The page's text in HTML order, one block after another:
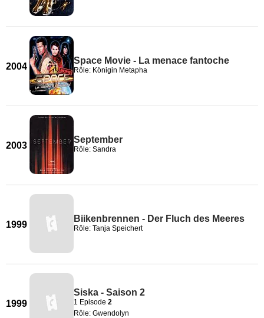
2004
Space Movie - La menace fantoche
Rôle: Königin Metapha
2003
September
Rôle: Sandra
1999
Biikenbrennen - Der Fluch des Meeres
Rôle: Tanja Speichert
1999
Siska - Saison 2
1 Episode 2
Rôle: Gwendolyn